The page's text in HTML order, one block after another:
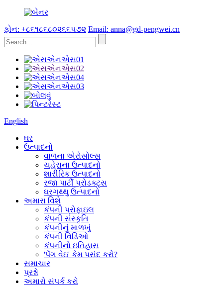
ફોન: +૮૬૧૮૬૮૦૨૬૬૫૭૨ Email: anna@gd-pengwei.cn
English
ઘર
ઉત્પાદનો
વાળના એરોસોલ્સ
ચહેરાના ઉત્પાદનો
શારીરિક ઉત્પાદનો
રજા પાર્ટી પ્રોડક્ટ્સ
ઘરગથ્થુ ઉત્પાદનો
અમારા વિશે
કંપની પ્રોફાઇલ
કંપની સંસ્કૃતિ
કંપનીનું માળખું
કંપની વિડિઓ
કંપનીનો ઇતિહાસ
'પેંગ વેઇ' કેમ પસંદ કરો?
સમાચાર
પ્રશ્નો
અમારો સંપર્ક કરો